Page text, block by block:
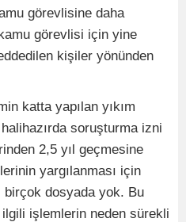
görevlisine daha
görevlisi için yine
kişiler yönünden
katta yapılan yıkım
soruşturma izni
2,5 yıl geçmesine
yargılanması için
dosyada yok. Bu
işlemlerin neden sürekli